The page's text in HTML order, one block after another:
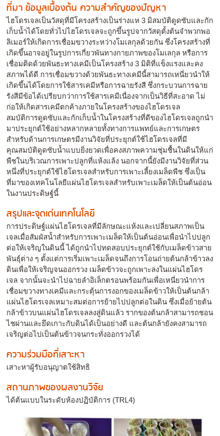
ที่มา ข้อมูลเบื้องต้น ความสำคัญของปัญหา
ไฮโดรเจลเป็นวัสดุที่มีโครงสร้างเป็นร่างแห 3 มิสมบัติดูดซับและกัก
เก็บน้ำได้โดยทั่วไปไฮโดรเจลจะถูกขึ้นรูปจากวัสดุตั้งต้นจำพวกพอ
ลิเมอร์ให้เกิดการเชื่อมขวางระหว่างโมเลกุลด้วยกัน ซึ่งโครงสร้างที่
เกิดขึ้นอาจอยู่ในรูปการเกี่ยวพันทางกายภาพของโมเลกุล หรือการ
เชื่อมติดด้วยพันธะทางเคมีเป็นโครงสร้าง 3 มิติที่แข็งแรงและคง
สภาพได้ดี การเชื่อมขวางด้วยพันธะทางเคมีนี้สามารถเหนี่ยวนำให้
เกิดขึ้นได้โดยการใช้สารเคมีหรือการฉายรังสี ซึ่งกระบวนการฉาย
รังสีมีข้อได้เปรียบกว่าการใช้สารเคมีเนื่องจากเป็นวิธีที่สะอาด ไม่
ก่อให้เกิดสารเคมีตกค้างภายในโครงสร้างของไฮโดรเจล
สมบัติการดูดซับและกักเก็บน้ำในโครงสร้างที่ดีของไฮโดรเจลถูกนำ
มาประยุกต์ใช้อย่างหลากหลายทั้งทางการแพทย์และการเกษตร
สำหรับด้านการเกษตรมีงานวิจัยที่ประยุกต์ใช้ไฮโดรเจลที่มี
คุณสมบัติดูดซับน้ำแบบยิ่งยวดเพื่อคงสภาพความชุ่มชื้นในดินให้แก่
พืชในบริเวณการเพาะปลูกที่แห้งแล้ง นอกจากนี้ยังมีงานวิจัยที่ส่วน
หนึ่งที่ประยุกต์ใช้ไฮโดรเจลสำหรับการเพาะเลี้ยงเมล็ดพืช ซึ่งเป็น
ที่มาของเทคโนโลยีแผ่นไฮโดรเจลสำหรับเพาะเมล็ดให้เป็นต้นอ่อน
ในงานประดิษฐ์นี้
สรุปและจุดเด่นเทคโนโลยี
การประดิษฐ์แผ่นไฮโดรเจลที่มีลักษณะแห้งและเปลี่ยนสภาพเป็น
เจลเมื่อสัมผัสน้ำสำหรับการเพาะเมล็ดให้เป็นต้นอ่อนเพื่อนำไปปลูก
ต่อให้เจริญในดินนี้ ได้ถูกนำไปทดสอบประยุกต์ใช้กับเมล็ดข้าวสาย
พันธุ์ต่าง ๆ ตั้งแต่การเริ่มเพาะเมล็ดจนถึงการโอนถ่ายต้นกล้าข้าวลง
ดินเพื่อให้เจริญจนออกรวง เมล็ดข้าวจะถูกเพาะลงในแผ่นไฮโดร
เจล จากนั้นจะนำไปฉายลำอิเล็กตรอนพร้อมกันเพื่อเหนี่ยวนำการ
เชื่อมขวางทางเคมีและกระตุ้นการงอกของเมล็ดข้าวให้เป็นต้นกล้า
แผ่นไฮโดรเจลเหมาะสมต่อการย้ายไปปลูกต่อในดิน ซึ่งเมื่อย้ายต้น
กล้าข้าวบนแผ่นไฮโดรเจลลงสู่ดินแล้ว รากของต้นกล้าสามารถชอน
ไชผ่านและยึดเกาะกับดินได้เป็นอย่างดี และต้นกล้ายังคงสามารถ
เจริญต่อไปเป็นต้นข้าวจนกระทั่งออกรวงได้
ความร่วมมือที่เสาะหา
เสาะหาผู้รับอนุญาตใช้สิทธิ
สถานภาพของผลงานวิจัย
ได้ต้นแบบในระดับห้องปฏิบัติการ (TRL4)